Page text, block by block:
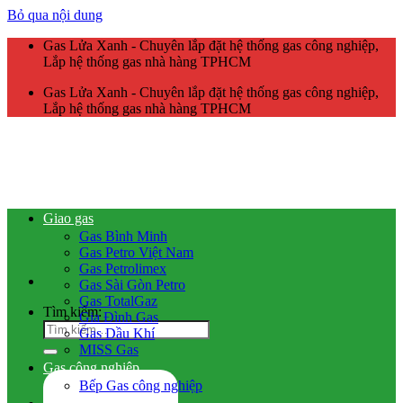
Bỏ qua nội dung
Gas Lửa Xanh - Chuyên lắp đặt hệ thống gas công nghiệp,
Lắp hệ thống gas nhà hàng TPHCM
Gas Lửa Xanh - Chuyên lắp đặt hệ thống gas công nghiệp,
Lắp hệ thống gas nhà hàng TPHCM
Tìm kiếm:
Giao gas
Gas Bình Minh
Gas Petro Việt Nam
Gas Petrolimex
Gas Sài Gòn Petro
Gas TotalGaz
Gia Đình Gas
Gas Dầu Khí
MISS Gas
Gas công nghiệp
Bếp Gas công nghiệp